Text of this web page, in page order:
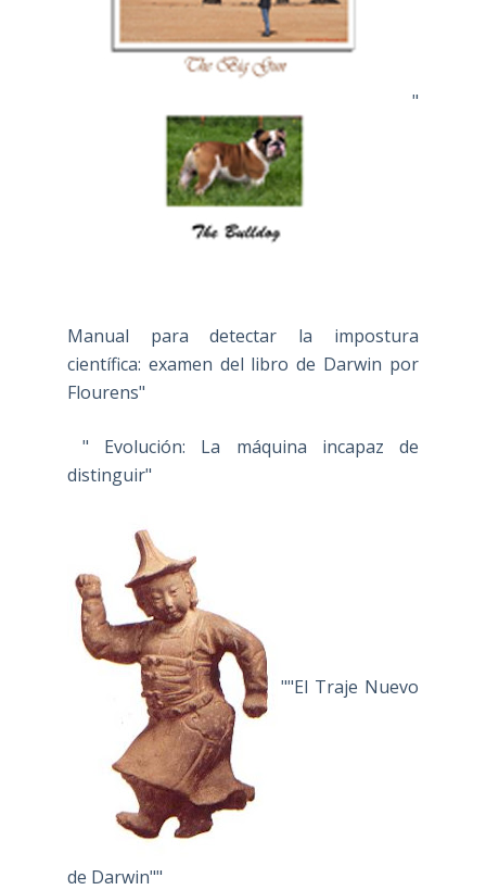
"
Manual para detectar la impostura
científica: examen del libro de Darwin por
Flourens"
" Evolución: La máquina incapaz de
distinguir"
""El Traje Nuevo
de Darwin""